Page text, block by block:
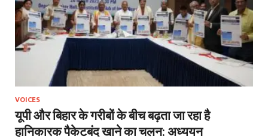
VOICES
यूपी और बिहार के गरीबों के बीच बढ़ता जा रहा है
हानिकारक पैकेटबंद खाने का चलन: अध्ययन